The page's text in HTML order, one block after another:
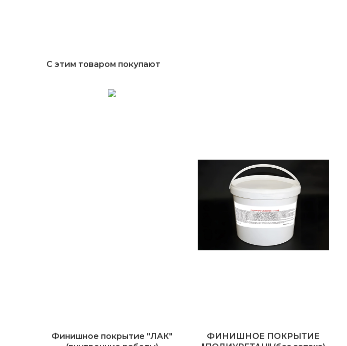
С этим товаром покупают
Финишное покрытие "ЛАК"
ФИНИШНОЕ ПОКРЫТИЕ